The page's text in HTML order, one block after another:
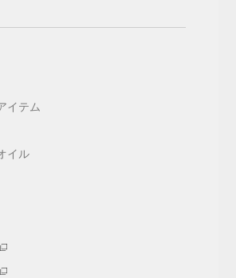
イテム
イル